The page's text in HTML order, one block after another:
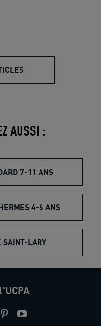
AUSSI :
7-11 ANS
4-6 ANS
SAINT-LARY